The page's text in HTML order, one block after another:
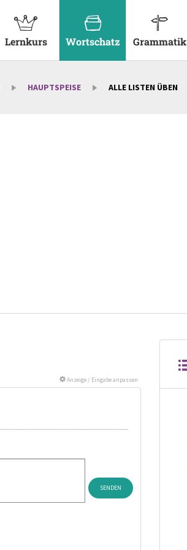
Lernkurs Wortschatz Grammatik
HAUPTSPEISE ALLE LISTEN ÜBEN
Anzeige / Eingabe anpassen